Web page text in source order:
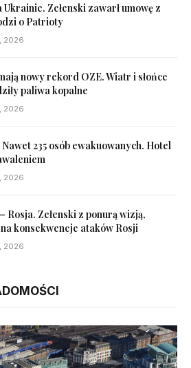
Ukrainie. Zełenski zawarł umowę z
o Patrioty
2026
nowy rekord OZE. Wiatr i słońce
paliwa kopalne
2026
235 osób ewakuowanych. Hotel
2026
Rosja. Zełenski z ponurą wizją,
konsekwencje ataków Rosji
2026